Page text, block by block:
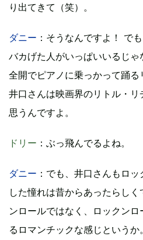
り出てきて（笑）。
ダニー ：そうなんですよ！ で
バカげた人がいっぱいいるじ
全開でピアノに乗っかって踊る
井口さんは映画界のリトル・
思うんですよ。
ドリー ：ぶっ飛んでるよね。
ダニー ：でも、井口さんもロ
した憧れは昔からあったらし
ンロールではなく、ロックン
るロマンチックな感じという